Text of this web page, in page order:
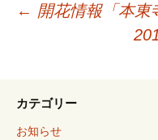
← 開花情報「本東
カテゴリー
お知らせ